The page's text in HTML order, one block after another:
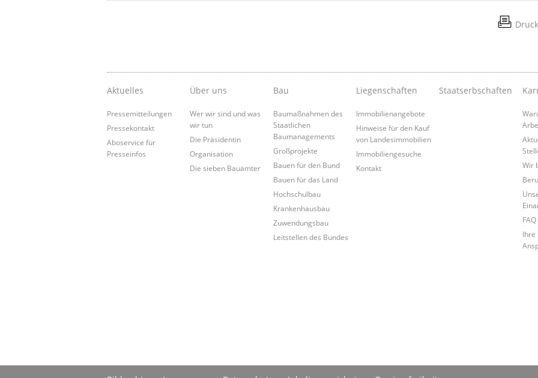
Aktuelles
Pressemitteilungen
Pressekontakt
Aboservice für
Presseinfos
Über uns
Wer wir sind und was
wir tun
Die Präsidentin
Organisation
Die sieben Bauämter
Bau
Baumaßnahmen des
Staatlichen
Baumanagements
Großprojekte
Bauen für den Bund
Bauen für das Land
Hochschulbau
Krankenhausbau
Zuwendungsbau
Leitstellen des Bundes
Liegenschaften
Immobilienangebote
Hinweise für den Kauf
von Landesimmobilien
Immobiliengesuche
Kontakt
Staatserbschaften
Wir
Ihre